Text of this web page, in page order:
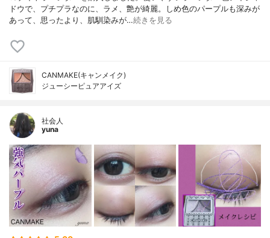
ドウで、プチプラなのに、ラメ、艶が綺麗。しめ色のパープルも深みが
あって、思ったより、肌馴染みが…続きを見る
CANMAKE(キャンメイク)
ジューシーピュアアイズ
社会人
yuna